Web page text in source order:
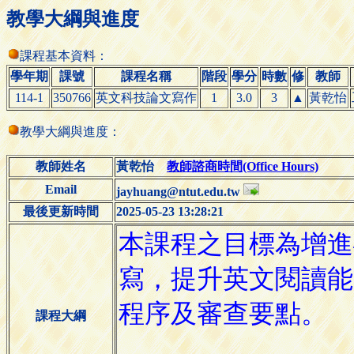
教學大綱與進度
課程基本資料：
學年期
課號 課程名稱 階段 學分 時數 修
教師
114-1
350766 英文科技論文寫作 1 3.0 3 ▲ 黃乾怡
教學大綱與進度：
教師姓名 黃乾怡教師諮商時間(Office Hours)
Email
jayhuang@ntut.edu.tw
最後更新時間
2025-05-23 13:28:21
課程大綱